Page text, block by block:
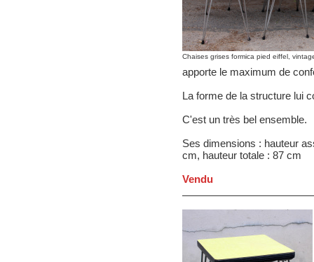
Chaises grises formica pied eiffel,
apporte le maximum de
La forme de la structure lui
C'est un très bel ensemble.
Ses dimensions : hauteur
cm, hauteur totale : 87 cm
Vendu